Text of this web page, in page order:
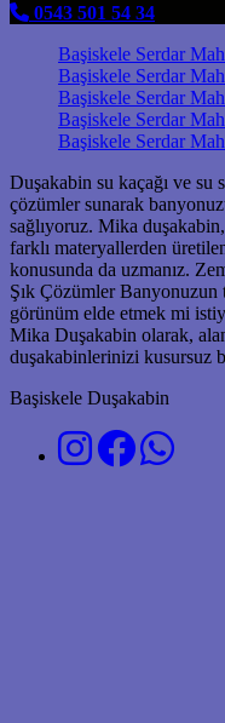
0543 501 54 34
Başiskele Serdar
Başiskele Serdar
Başiskele Serdar
Başiskele Serdar
Başiskele Serdar
Duşakabin su kaçağı ve su
çözümler sunarak
sağlıyoruz. Mika
farklı materyallerden
konusunda da uzmanız.
Şık Çözümler Banyonuzun
görünüm elde etmek mi
Mika Duşakabin olarak,
duşakabinlerinizi kusursuz
Başiskele Duşakabin